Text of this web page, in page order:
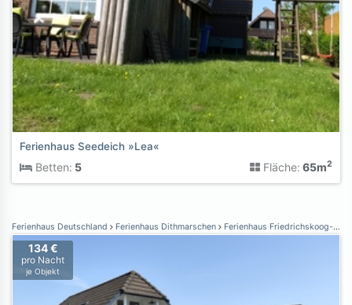
Ferienhaus Seedeich »Lea«
Betten: 5 Fläche: 65m2
Ferienhaus Deutschland Ferienhaus Dithmarschen Ferienhaus Friedrichskoog-Spitze
134 €
pro Nacht
je Objekt